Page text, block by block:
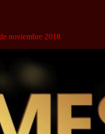
noviembre 2018